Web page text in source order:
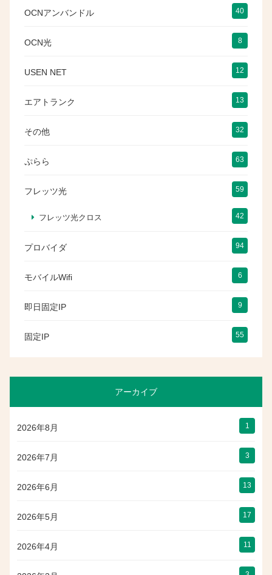
OCNアンバンドル 40
OCN光 8
USEN NET 12
エアトランク 13
その他 32
ぷらら 63
フレッツ光 59
フレッツ光クロス 42
プロバイダ 94
モバイルWifi 6
即日固定IP 9
固定IP 55
アーカイブ
2026年8月 1
2026年7月 3
2026年6月 13
2026年5月 17
2026年4月 11